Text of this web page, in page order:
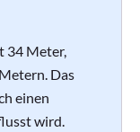
34 Meter,
Das
einen
wird.